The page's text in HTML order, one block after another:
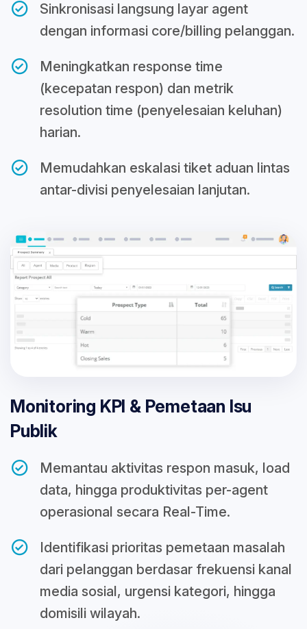
Sinkronisasi langsung layar agent
dengan informasi core/billing pelanggan.
Meningkatkan response time
(kecepatan respon) dan metrik
resolution time (penyelesaian keluhan)
harian.
Memudahkan eskalasi tiket aduan lintas
antar-divisi penyelesaian lanjutan.
Monitoring KPI & Pemetaan Isu
Publik
Memantau aktivitas respon masuk, load
data, hingga produktivitas per-agent
operasional secara Real-Time.
Identifikasi prioritas pemetaan masalah
dari pelanggan berdasar frekuensi kanal
media sosial, urgensi kategori, hingga
domisili wilayah.